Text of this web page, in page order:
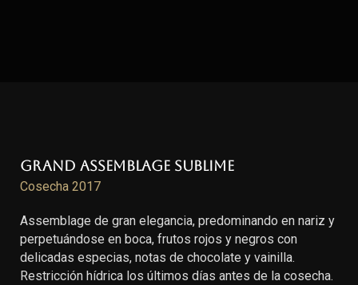
Grand Assemblage Sublime
Cosecha 2017
Assemblage de gran elegancia, predominando en nariz y
perpetuándose en boca, frutos rojos y negros con
delicadas especias, notas de chocolate y vainilla.
Restricción hídrica los últimos días antes de la cosecha.